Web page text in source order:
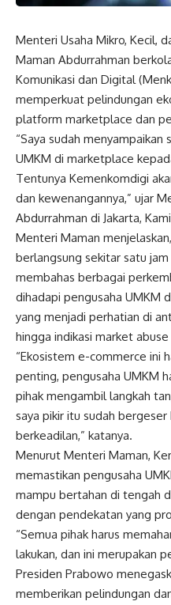
Menteri Usaha Mikro, Kecil,
Maman Abdurrahman
Komunikasi dan Digital
memperkuat pelindungan
platform marketplace dan
“Saya sudah
UMKM di marketplace
Tentunya Kemenkomdigi
dan kewenangannya,” ujar
Abdurrahman di Jakarta,
Menteri Maman
berlangsung sekitar satu
membahas berbagai
dihadapi pengusaha UMKM
yang menjadi perhatian di
hingga indikasi market
“Ekosistem e-commerce ini
penting, pengusaha UMKM
pihak mengambil langkah
saya pikir itu sudah
berkeadilan,” katanya.
Menurut Menteri Maman,
memastikan pengusaha
mampu bertahan di tengah
dengan pendekatan yang
“Semua pihak harus
lakukan, dan ini merupakan
Presiden Prabowo
memberikan pelindungan